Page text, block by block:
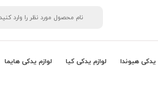
یدکی هیوندا لوازم یدکی کیا لوازم یدکی هایما